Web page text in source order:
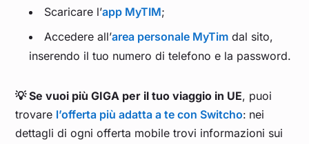
Scaricare l’app MyTIM;
Accedere all’area personale MyTim dal sito,
inserendo il tuo numero di telefono e la password.
💡 Se vuoi più GIGA per il tuo viaggio in UE, puoi
trovare l’offerta più adatta a te con Switcho: nei
dettagli di ogni offerta mobile trovi informazioni sui